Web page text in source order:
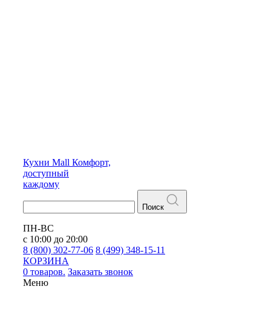
Кухни Mall Комфорт,
доступный
каждому
Поиск
ПН-ВС
с 10:00 до 20:00
8 (800) 302-77-06 8 (499) 348-15-11
КОРЗИНА
0 товаров. Заказать звонок
Меню